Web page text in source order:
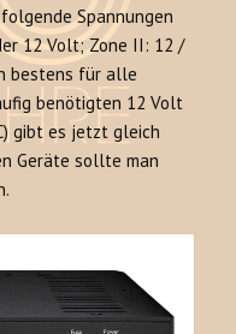
Spannungen
12 Volt; Zone II: 12 /
bestens für alle
benötigten 12 Volt
gibt es jetzt gleich
Geräte sollte man